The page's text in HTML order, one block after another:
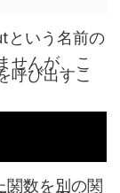
という名前の
せんが、こ
呼び出すこ
関数を別の関